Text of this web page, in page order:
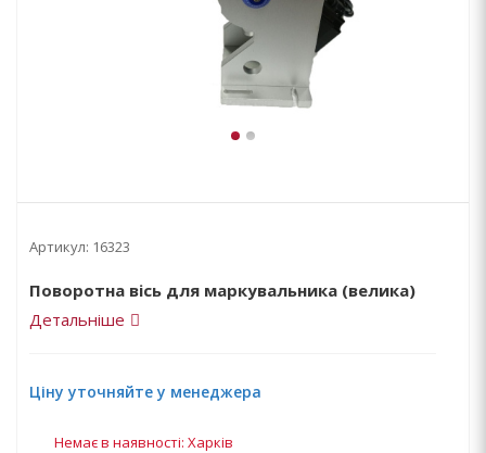
Артикул: 16323
Поворотна вісь для маркувальника (велика)
Детальніше
Ціну уточняйте у менеджера
Немає в наявності: Харків